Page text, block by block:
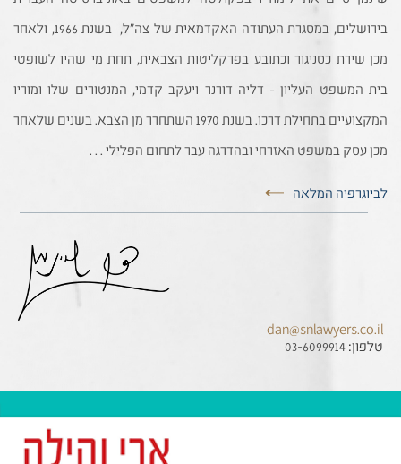
בירושלים, במסגרת העתודה האקדמאית של צה"ל, בשנת 1966, ולאחר
מכן שירת כסניגור וכתובע בפרקליטות הצבאית, תחת מי שהיו לשופטי
בית המשפט העליון - דליה דורנר ויעקב קדמי, המנטורים שלו ומוריו
המקצועיים בתחילת דרכו. בשנת 1970 השתחרר מן הצבא. בשנים שלאחר
מכן עסק במשפט האזרחי ובהדרגה עבר לתחום הפלילי . . .
לביוגרפיה המלאה
dan@snlawyers.co.il
טלפון: 03-6099914